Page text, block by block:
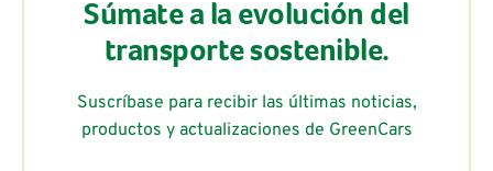
Súmate a la evolución del
transporte sostenible.
Suscríbase para recibir las últimas noticias,
productos y actualizaciones de GreenCars